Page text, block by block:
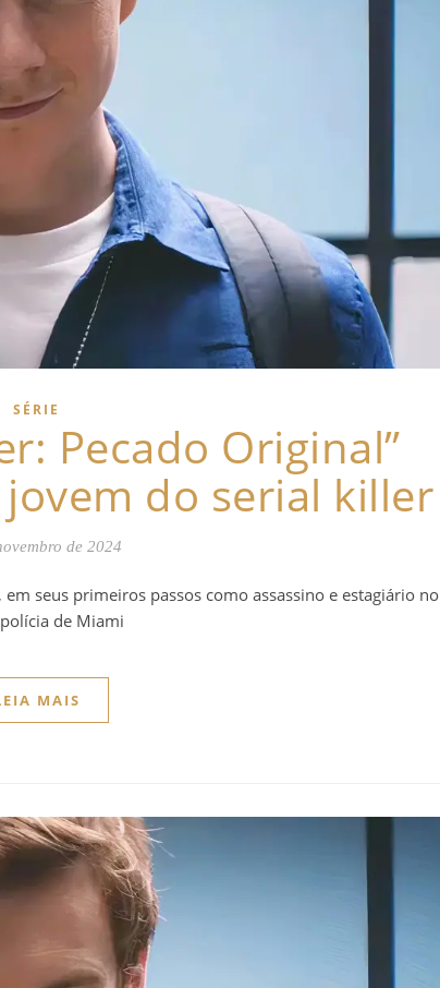
SÉRIE
Pecado Original”
do serial killer
de 2024
seus primeiros passos como assassino e estagiário no
polícia de Miami
MAIS